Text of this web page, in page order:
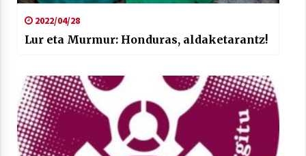
2022/04/28
Lur eta Murmur: Honduras, aldaketarantz!